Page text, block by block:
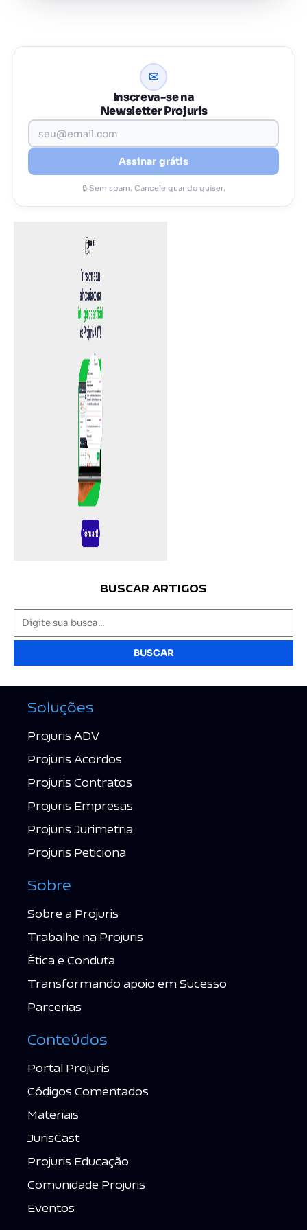
✉
Inscreva-se na
Newsletter Projuris
Assinar grátis
🔒 Sem spam. Cancele quando quiser.
BUSCAR ARTIGOS
BUSCAR
Soluções
Projuris ADV
Projuris Acordos
Projuris Contratos
Projuris Empresas
Projuris Jurimetria
Projuris Peticiona
Sobre
Sobre a Projuris
Trabalhe na Projuris
Ética e Conduta
Transformando apoio em Sucesso
Parcerias
Conteúdos
Portal Projuris
Códigos Comentados
Materiais
JurisCast
Projuris Educação
Comunidade Projuris
Eventos